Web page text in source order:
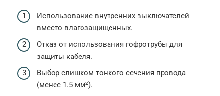
Использование внутренних выключателей
вместо влагозащищенных.
Отказ от использования гофротрубы для
защиты кабеля.
Выбор слишком тонкого сечения провода
(менее 1.5 мм²).